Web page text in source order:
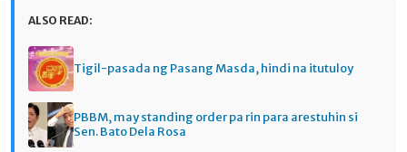
ALSO READ:
Tigil-pasada ng Pasang Masda, hindi na itutuloy
PBBM, may standing order pa rin para arestuhin si
Sen. Bato Dela Rosa